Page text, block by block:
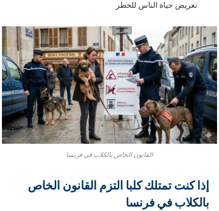
تعريض حياة الناس للخطر
القانون الخاص بالكلاب في فرنسا
إذا كنت تمتلك كلبا التزم القانون الخاص
بالكلاب في فرنسا